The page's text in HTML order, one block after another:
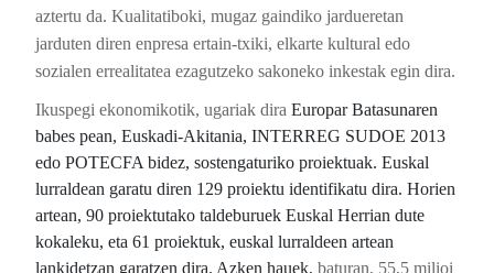
aztertu da. Kualitatiboki, mugaz gaindiko jardueretan
jarduten diren enpresa ertain-txiki, elkarte kultural edo
sozialen errealitatea ezagutzeko sakoneko inkestak egin dira.
Ikuspegi ekonomikotik, ugariak dira Europar Batasunaren
babes pean, Euskadi-Akitania, INTERREG SUDOE 2013
edo POTECFA bidez, sostengaturiko proiektuak. Euskal
lurraldean garatu diren 129 proiektu identifikatu dira. Horien
artean, 90 proiektutako taldeburuek Euskal Herrian dute
kokaleku, eta 61 proiektuk, euskal lurraldeen artean
lankidetzan garatzen dira. Azken hauek, baturan, 55,5 milioi